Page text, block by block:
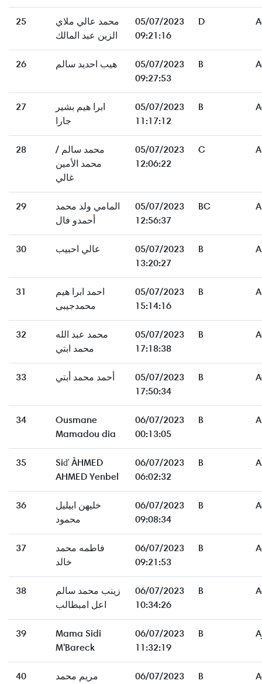
25
محمد عالي ملاي
الزين عبد المالك
05/07/2023
09:21:16
D
26 هيب احديد سالم
05/07/2023
09:27:53
B
27
ابرا هيم بشير
جارا
05/07/2023
11:17:12
B
28
محمد سالم /
محمد الأمين
غالي
05/07/2023
12:06:22
C
29
المامي ولد محمد
أحمدو فال
05/07/2023
12:56:37
BC
30 عالي احبيب
05/07/2023
13:20:27
B
31
احمد ابرا هيم
محمدجيبى
05/07/2023
15:14:16
B
32
محمد عبد الله
محمد ابتي
05/07/2023
17:18:38
B
33 أحمد محمد أبتي
05/07/2023
17:50:34
B
34
Ousmane
Mamadou dia
06/07/2023
00:13:05
B
35
Siď ÀHMED
AHMED Yenbel
06/07/2023
06:02:32
B
36
خليهن ابيليل
محمود
06/07/2023
09:08:34
B
37
فاطمه محمد
خالد
06/07/2023
09:21:53
B
38
زينب محمد سالم
اعل امبطالب
06/07/2023
10:34:26
B
39
Mama Sidi
M'Bareck
06/07/2023
11:32:19
B
40
مريم محمد
06/07/2023
B